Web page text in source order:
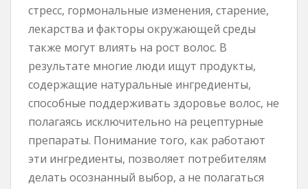
стресс, гормональные изменения, старение,
лекарства и факторы окружающей среды
также могут влиять на рост волос. В
результате многие люди ищут продукты,
содержащие натуральные ингредиенты,
способные поддерживать здоровье волос, не
полагаясь исключительно на рецептурные
препараты. Понимание того, как работают
эти ингредиенты, позволяет потребителям
делать осознанный выбор, а не полагаться